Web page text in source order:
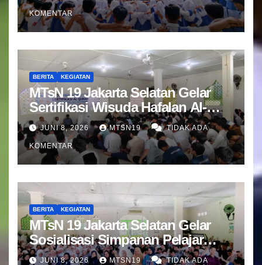
KOMENTAR
BERITA KEGIATAN
MTsN 19 Jakarta Selatan Gelar
Sertifikasi Wisuda Hafalan Al-
Qur’an
JUNI 8, 2026 MTSN19 TIDAK ADA
KOMENTAR
BERITA KEGIATAN
MTsN 19 Jakarta Selatan Gelar
Sosialisasi Simpanan Pelajar
(SIMPEL) Bersama Bank Mandiri
JUNI 8, 2026 MTSN19 TIDAK ADA